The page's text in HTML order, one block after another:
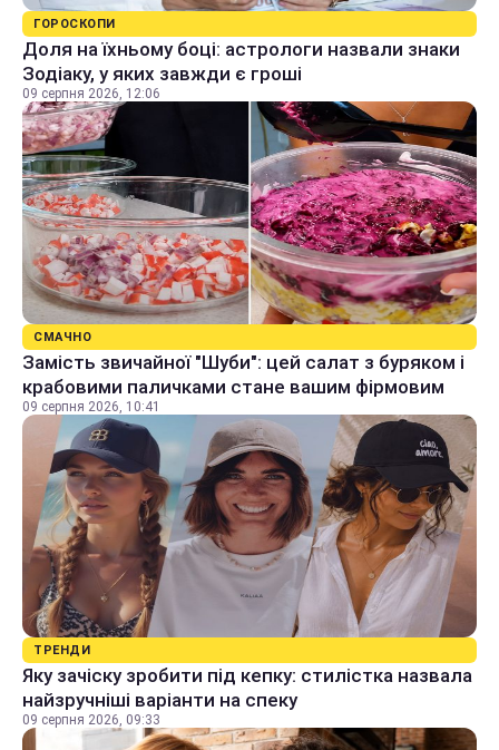
ГОРОСКОПИ
Доля на їхньому боці: астрологи назвали знаки
Зодіаку, у яких завжди є гроші
09 серпня 2026, 12:06
СМАЧНО
Замість звичайної "Шуби": цей салат з буряком і
крабовими паличками стане вашим фірмовим
09 серпня 2026, 10:41
ТРЕНДИ
Яку зачіску зробити під кепку: стилістка назвала
найзручніші варіанти на спеку
09 серпня 2026, 09:33